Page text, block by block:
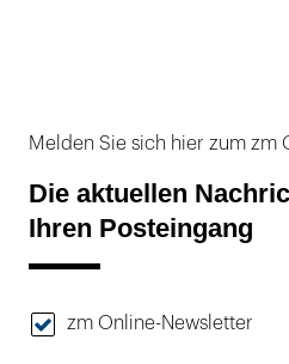
Melden Sie sich hier zum zm
Die aktuellen
Ihren Posteingang
zm Online-Newsletter